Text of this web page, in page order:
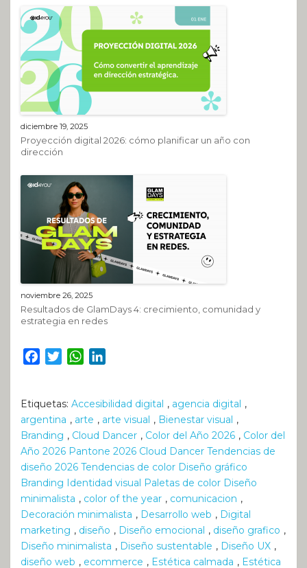
diciembre 19, 2025
Proyección digital 2026: cómo planificar un año con
dirección
noviembre 26, 2025
Resultados de GlamDays 4: crecimiento, comunidad y
estrategia en redes
Facebook
TwitterWhatsApp
Etiquetas: Accesibilidad digital , agencia digital ,
argentina , arte , arte visual , Bienestar visual ,
Branding , Cloud Dancer , Color del Año 2026 , Color del
Año 2026 Pantone 2026 Cloud Dancer Tendencias de
diseño 2026 Tendencias de color Diseño gráfico
Branding Identidad visual Paletas de color Diseño
minimalista , color of the year , comunicacion ,
Decoración minimalista , Desarrollo web , Digital
marketing , diseño , Diseño emocional , diseño grafico ,
Diseño minimalista , Diseño sustentable , Diseño UX ,
diseño web , ecommerce , Estética calmada , Estética